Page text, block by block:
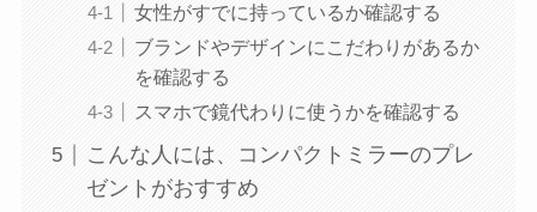
女性がすでに持っているか確認する
ブランドやデザインにこだわりがあるか
を確認する
スマホで鏡代わりに使うかを確認する
こんな人には、コンパクトミラーのプレ
ゼントがおすすめ